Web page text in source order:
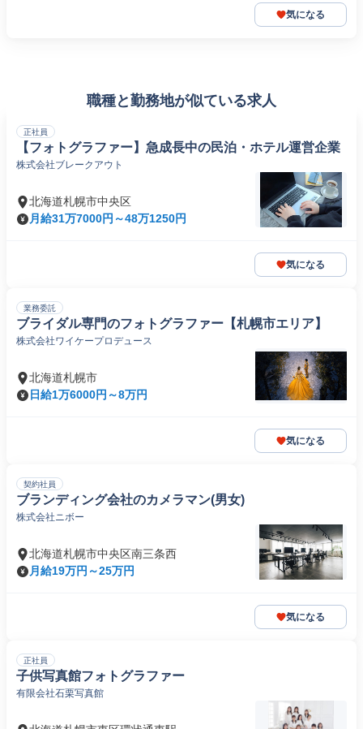
気になる
職種と勤務地が似ている求人
正社員
【フォトグラファー】急成長中の民泊・ホテル運営企業
株式会社ブレークアウト
北海道札幌市中央区
月給31万7000円～48万1250円
気になる
業務委託
ブライダル専門のフォトグラファー【札幌市エリア】
株式会社ワイケープロデュース
北海道札幌市
日給1万6000円～8万円
気になる
契約社員
ブランディング会社のカメラマン(男女)
株式会社ニボー
北海道札幌市中央区南三条西
月給19万円～25万円
気になる
正社員
子供写真館フォトグラファー
有限会社石栗写真館